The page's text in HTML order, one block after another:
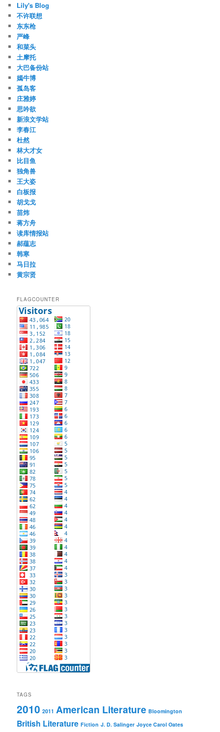
Lily's Blog
不许联想
东东枪
严峰
和菜头
土摩托
大巴备份站
嫣牛博
孤岛客
庄雅婷
思吟欲
新浪文学站
李春江
杜然
林大才女
比目鱼
独角兽
王大姿
白板报
胡戈戈
苗炜
蒋方舟
读库情报站
郝蕴志
韩寒
马日拉
黄宗贤
FLAGCOUNTER
TAGS
2010 2011 American Literature Bloomington
British Literature Fiction J. D. Salinger Joyce Carol Oates